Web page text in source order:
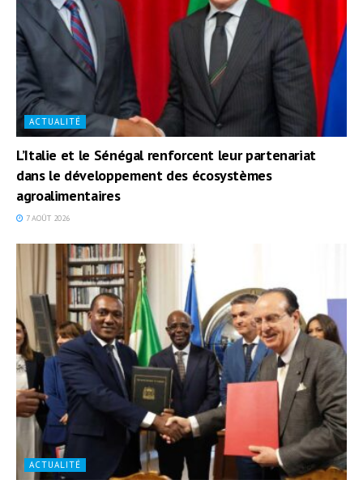
ACTUALITÉ
L’Italie et le Sénégal renforcent leur partenariat
dans le développement des écosystèmes
agroalimentaires
7 AOÛT 2026
ACTUALITÉ